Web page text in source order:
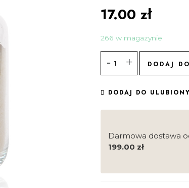
17.00 zł
266 w magazynie
DODAJ
DODAJ DO
Darmowa dostawa
199.00 zł